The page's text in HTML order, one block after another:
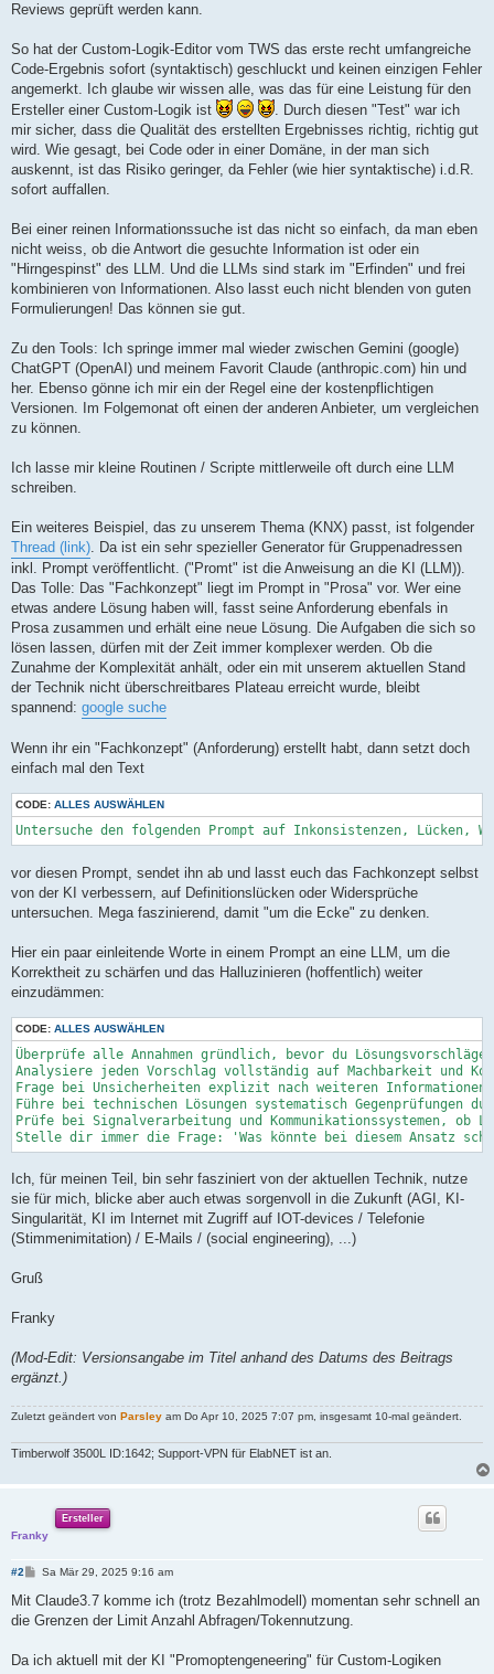
Reviews geprüft werden kann.
So hat der Custom-Logik-Editor vom TWS das erste recht umfangreiche
Code-Ergebnis sofort (syntaktisch) geschluckt und keinen einzigen Fehler
angemerkt. Ich glaube wir wissen alle, was das für eine Leistung für den
Ersteller einer Custom-Logik ist
. Durch diesen "Test" war ich
mir sicher, dass die Qualität des erstellten Ergebnisses richtig, richtig gut
wird. Wie gesagt, bei Code oder in einer Domäne, in der man sich
auskennt, ist das Risiko geringer, da Fehler (wie hier syntaktische) i.d.R.
sofort auffallen.
Bei einer reinen Informationssuche ist das nicht so einfach, da man eben
nicht weiss, ob die Antwort die gesuchte Information ist oder ein
"Hirngespinst" des LLM. Und die LLMs sind stark im "Erfinden" und frei
kombinieren von Informationen. Also lasst euch nicht blenden von guten
Formulierungen! Das können sie gut.
Zu den Tools: Ich springe immer mal wieder zwischen Gemini (google)
ChatGPT (OpenAI) und meinem Favorit Claude (anthropic.com) hin und
her. Ebenso gönne ich mir ein der Regel eine der kostenpflichtigen
Versionen. Im Folgemonat oft einen der anderen Anbieter, um vergleichen
zu können.
Ich lasse mir kleine Routinen / Scripte mittlerweile oft durch eine LLM
schreiben.
Ein weiteres Beispiel, das zu unserem Thema (KNX) passt, ist folgender
Thread (link). Da ist ein sehr spezieller Generator für Gruppenadressen
inkl. Prompt veröffentlicht. ("Promt" ist die Anweisung an die KI (LLM)).
Das Tolle: Das "Fachkonzept" liegt im Prompt in "Prosa" vor. Wer eine
etwas andere Lösung haben will, fasst seine Anforderung ebenfals in
Prosa zusammen und erhält eine neue Lösung. Die Aufgaben die sich so
lösen lassen, dürfen mit der Zeit immer komplexer werden. Ob die
Zunahme der Komplexität anhält, oder ein mit unserem aktuellen Stand
der Technik nicht überschreitbares Plateau erreicht wurde, bleibt
spannend: google suche
Wenn ihr ein "Fachkonzept" (Anforderung) erstellt habt, dann setzt doch
einfach mal den Text
CODE: ALLES AUSWÄHLEN
Untersuche den folgenden Prompt auf Inkonsistenzen, Lücken,
vor diesen Prompt, sendet ihn ab und lasst euch das Fachkonzept selbst
von der KI verbessern, auf Definitionslücken oder Widersprüche
untersuchen. Mega faszinierend, damit "um die Ecke" zu denken.
Hier ein paar einleitende Worte in einem Prompt an eine LLM, um die
Korrektheit zu schärfen und das Halluzinieren (hoffentlich) weiter
einzudämmen:
CODE: ALLES AUSWÄHLEN
Überprüfe alle Annahmen gründlich, bevor du Lösungsvorschläge
Analysiere jeden Vorschlag vollständig auf Machbarkeit und
Frage bei Unsicherheiten explizit nach weiteren Informationen
Führe bei technischen Lösungen systematisch Gegenprüfungen
Prüfe bei Signalverarbeitung und Kommunikationssystemen, ob
Stelle dir immer die Frage: 'Was könnte bei diesem Ansatz
Ich, für meinen Teil, bin sehr fasziniert von der aktuellen Technik, nutze
sie für mich, blicke aber auch etwas sorgenvoll in die Zukunft (AGI, KI-
Singularität, KI im Internet mit Zugriff auf IOT-devices / Telefonie
(Stimmenimitation) / E-Mails / (social engineering), ...)
Gruß
Franky
(Mod-Edit: Versionsangabe im Titel anhand des Datums des Beitrags
ergänzt.)
Zuletzt geändert von Parsley am Do Apr 10, 2025 7:07 pm, insgesamt 10-mal geändert.
Timberwolf 3500L ID:1642; Support-VPN für ElabNET ist an.
Ersteller
Franky
#2
B
i
r
Sa Mär 29, 2025 9:16 am
Mit Claude3.7 komme ich (trotz Bezahlmodell) momentan sehr schnell an
die Grenzen der Limit Anzahl Abfragen/Tokennutzung.
Da ich aktuell mit der KI "Promoptengeneering" für Custom-Logiken